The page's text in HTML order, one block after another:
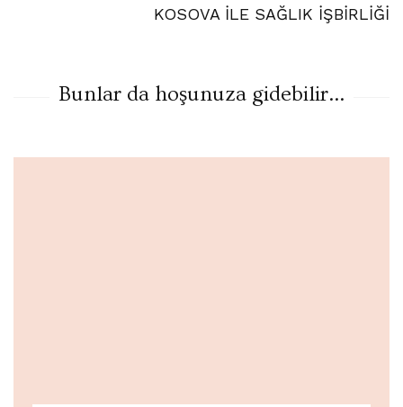
KOSOVA İLE SAĞLIK İŞBİRLİĞİ
Bunlar da hoşunuza gidebilir...